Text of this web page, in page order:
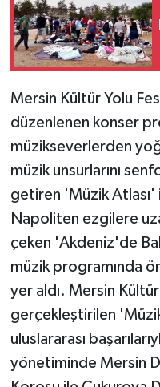
Mersin Kültür Yolu
düzenlenen konser
müzikseverlerden
müzik unsurlarını
getiren 'Müzik Atlası'
Napoliten ezgilere
çeken 'Akdeniz'de
müzik programında
yer aldı. Mersin
gerçekleştirilen
uluslararası
yönetiminde Mersin